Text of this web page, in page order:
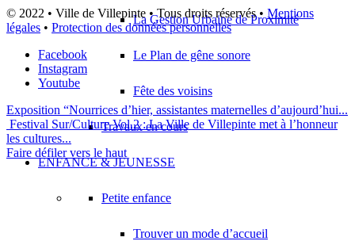
La Gestion Urbaine de Proximité
Le Plan de gêne sonore
Fête des voisins
Travaux en cours
ENFANCE & JEUNESSE
Petite enfance
Trouver un mode d’accueil
© 2022 • Ville de Villepinte • Tous droits réservés • Mentions
légales • Protection des données personnelles
Facebook
Instagram
Youtube
Exposition “Nourrices d’hier, assistantes maternelles d’aujourd’hui...
Festival Sur/Culture Vol.2 : La Ville de Villepinte met à l’honneur
les cultures...
Faire défiler vers le haut